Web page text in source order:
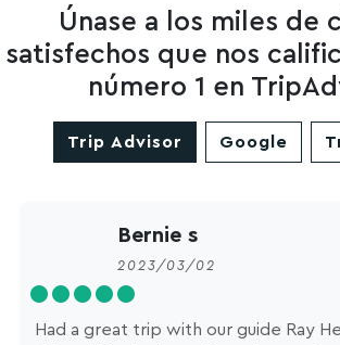
Únase a los miles de
satisfechos que nos
número 1 en
Trip Advisor Google
Bernie s
2023/03/02
Had a great trip with our guide Ray